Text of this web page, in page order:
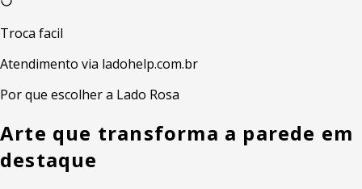
Troca facil
Atendimento via ladohelp.com.br
Por que escolher a Lado Rosa
Arte que transforma a parede em
destaque